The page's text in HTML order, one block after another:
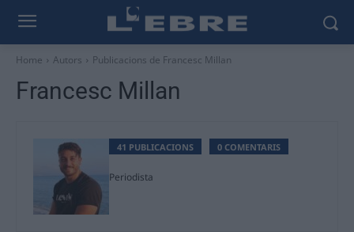
Home Autors Publicacions de Francesc Millan
Francesc Millan
41 PUBLICACIONS 0 COMENTARIS
Periodista